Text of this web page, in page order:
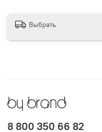
Выбрать
8 800 350 66 82